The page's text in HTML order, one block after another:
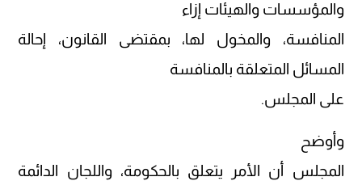
والمؤسسات والهيئات إزاء
المنافسة، والمخول لها، بمقتضى القانون، إحالة
المسائل المتعلقة بالمنافسة
على المجلس.
وأوضح
المجلس أن الأمر يتعلق بالحكومة، واللجان الدائمة